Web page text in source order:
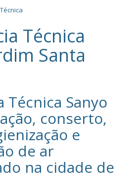
Técnica
Santa
Técnica Sanyo‎
conserto,
e
de ar
na cidade de